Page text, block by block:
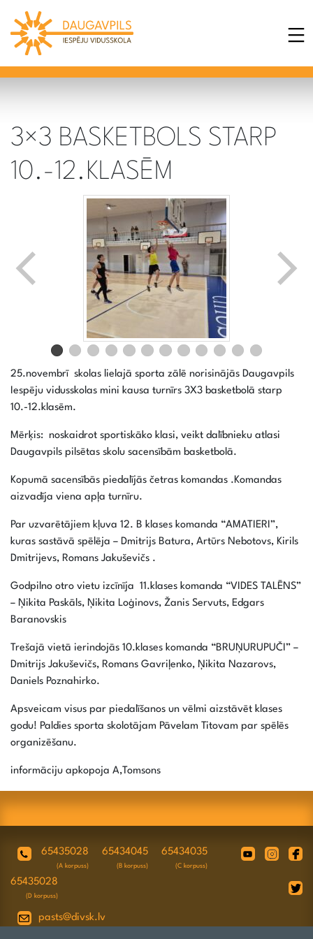
3×3 BASKETBOLS STARP
10.-12.KLASĒM
25.novembrī skolas lielajā sporta zālē norisinājās Daugavpils
Iespēju vidusskolas mini kausa turnīrs 3X3 basketbolā starp
10.-12.klasēm.
Mērķis: noskaidrot sportiskāko klasi, veikt dalībnieku atlasi
Daugavpils pilsētas skolu sacensībām basketbolā.
Kopumā sacensībās piedalījās četras komandas .Komandas
aizvadīja viena apļa turnīru.
Par uzvarētājiem kļuva 12. B klases komanda “AMATIERI”,
kuras sastāvā spēlēja – Dmitrijs Batura, Artūrs Nebotovs, Kirils
Dmitrijevs, Romans Jakuševičs .
Godpilno otro vietu izcīnīja 11.klases komanda “VIDES TALĒNS”
– Ņikita Paskāls, Ņikita Loģinovs, Žanis Servuts, Edgars
Baranovskis
Trešajā vietā ierindojās 10.klases komanda “BRUŅURUPUČI” –
Dmitrijs Jakuševičs, Romans Gavriļenko, Ņikita Nazarovs,
Daniels Poznahirko.
Apsveicam visus par piedalīšanos un vēlmi aizstāvēt klases
godu! Paldies sporta skolotājam Pāvelam Titovam par spēlēs
organizēšanu.
informāciju apkopoja A,Tomsons
65435028
(A korpuss)
65434045
(B korpuss)
65434035
(C korpuss)
65435028
(D korpuss)
pasts@divsk.lv